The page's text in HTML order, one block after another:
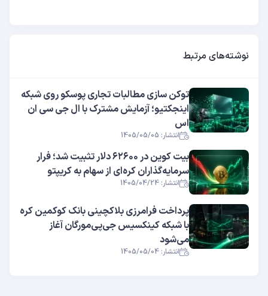
نوشته‌های مرتبط
توکن سازی مطالبات تجاری پوسکو روی شبکه
اینجکتیو؛ آزمایش مشترک با ال جی سی ان
اس
انتشار: 1405/05/05
بیت کوین در ۶۲۶۰۰ دلار تثبیت شد؛ فرار
سرمایه‌گذاران کره‌ای از سهام به کریپتو
انتشار: 1405/04/24
پرداخت فرامرزی بلاکچینی بانک کوکمین کره
با شبکه کینکسیس جی‌پی‌مورگان آغاز
می‌شود
انتشار: 1405/05/04